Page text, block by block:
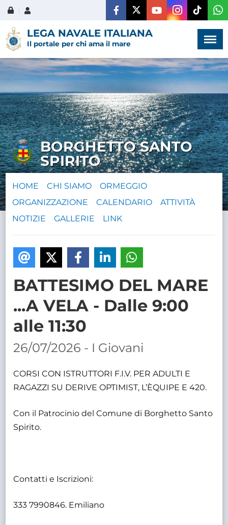
LEGA NAVALE ITALIANA
Il portale per chi ama il mare
BORGHETTO SANTO
SPIRITO
HOME CHI SIAMO
ORMEGGIO
ORGANIZZAZIONE
CALENDARIO
ATTIVITÀ
NOTIZIE
GALLERIE LINK
BATTESIMO DEL MARE
...A VELA - Dalle 9:00
alle 11:30
26/07/2026 - I Giovani
CORSI CON ISTRUTTORI F.I.V. PER ADULTI E
RAGAZZI SU DERIVE OPTIMIST, L’ÈQUIPE E 420.
Con il Patrocinio del Comune di Borghetto Santo
Spirito.
Contatti e Iscrizioni:
333 7990846. Emiliano
Menù ×
HOME
CHI SIAMO
LA VITA
DELL'ASSOCIAZIONE
COMUNICAZIONE,
PROGETTI ED EDITORIA